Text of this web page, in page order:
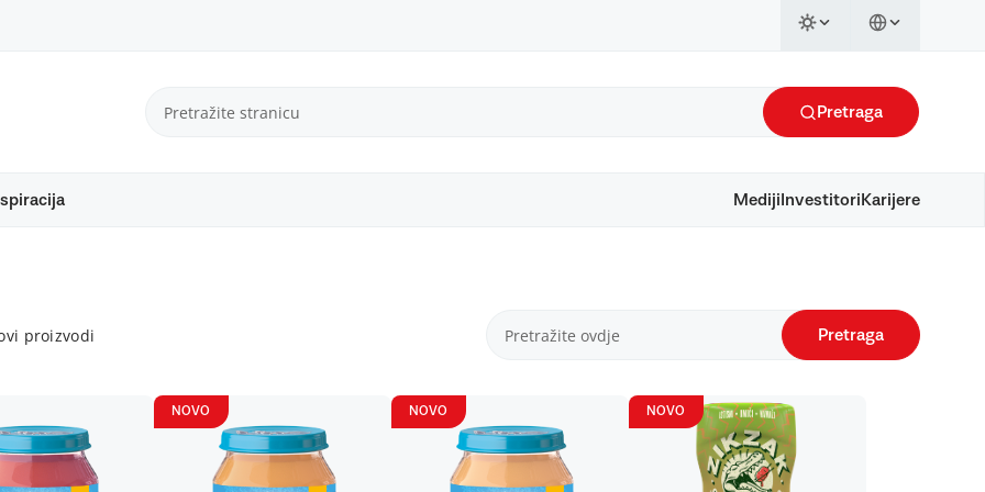
Pretraga
Mediji Investitori Karijere
proizvodi Pretraga
NOVO NOVO NOVO